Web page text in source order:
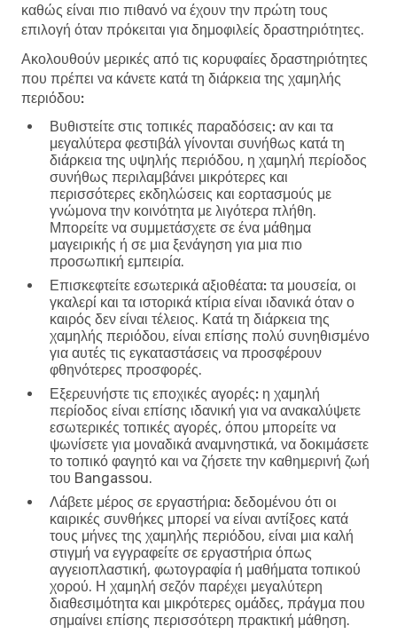
καθώς είναι πιο πιθανό να έχουν την πρώτη τους
επιλογή όταν πρόκειται για δημοφιλείς δραστηριότητες.
Ακολουθούν μερικές από τις κορυφαίες δραστηριότητες
που πρέπει να κάνετε κατά τη διάρκεια της χαμηλής
περιόδου:
Βυθιστείτε στις τοπικές παραδόσεις: αν και τα
μεγαλύτερα φεστιβάλ γίνονται συνήθως κατά τη
διάρκεια της υψηλής περιόδου, η χαμηλή περίοδος
συνήθως περιλαμβάνει μικρότερες και
περισσότερες εκδηλώσεις και εορτασμούς με
γνώμονα την κοινότητα με λιγότερα πλήθη.
Μπορείτε να συμμετάσχετε σε ένα μάθημα
μαγειρικής ή σε μια ξενάγηση για μια πιο
προσωπική εμπειρία.
Επισκεφτείτε εσωτερικά αξιοθέατα: τα μουσεία, οι
γκαλερί και τα ιστορικά κτίρια είναι ιδανικά όταν ο
καιρός δεν είναι τέλειος. Κατά τη διάρκεια της
χαμηλής περιόδου, είναι επίσης πολύ συνηθισμένο
για αυτές τις εγκαταστάσεις να προσφέρουν
φθηνότερες προσφορές.
Εξερευνήστε τις εποχικές αγορές: η χαμηλή
περίοδος είναι επίσης ιδανική για να ανακαλύψετε
εσωτερικές τοπικές αγορές, όπου μπορείτε να
ψωνίσετε για μοναδικά αναμνηστικά, να δοκιμάσετε
το τοπικό φαγητό και να ζήσετε την καθημερινή ζωή
του Bangassou.
Λάβετε μέρος σε εργαστήρια: δεδομένου ότι οι
καιρικές συνθήκες μπορεί να είναι αντίξοες κατά
τους μήνες της χαμηλής περιόδου, είναι μια καλή
στιγμή να εγγραφείτε σε εργαστήρια όπως
αγγειοπλαστική, φωτογραφία ή μαθήματα τοπικού
χορού. Η χαμηλή σεζόν παρέχει μεγαλύτερη
διαθεσιμότητα και μικρότερες ομάδες, πράγμα που
σημαίνει επίσης περισσότερη πρακτική μάθηση.